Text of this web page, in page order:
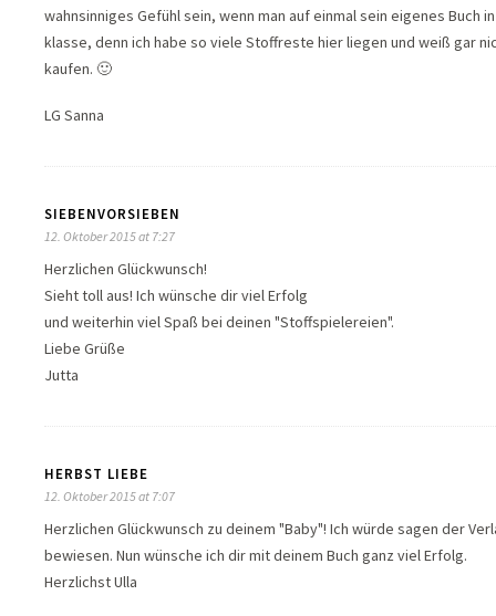
wahnsinniges Gefühl sein, wenn man auf einmal sein eigenes Buch
klasse, denn ich habe so viele Stoffreste hier liegen und weiß gar
kaufen. 🙂
LG Sanna
SIEBENVORSIEBEN
12. Oktober 2015 at 7:27
Herzlichen Glückwunsch!
Sieht toll aus! Ich wünsche dir viel Erfolg
und weiterhin viel Spaß bei deinen "Stoffspielereien".
Liebe Grüße
Jutta
HERBST LIEBE
12. Oktober 2015 at 7:07
Herzlichen Glückwunsch zu deinem "Baby"! Ich würde sagen der
bewiesen. Nun wünsche ich dir mit deinem Buch ganz viel Erfolg.
Herzlichst Ulla